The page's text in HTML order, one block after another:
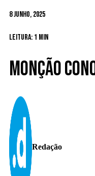
8 Junho, 2025
Leitura: 1 min
Monção
Redação